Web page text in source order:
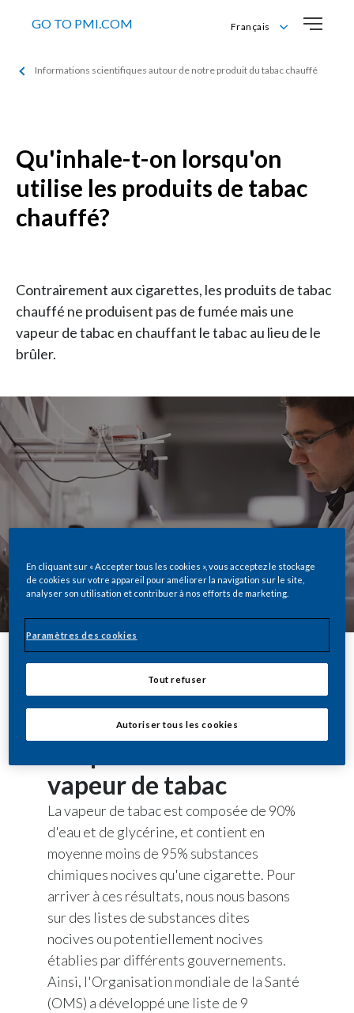
GO TO PMI.COM
Français
English
Informations scientifiques autour de notre produit du tabac chauffé
Qu'inhale-t-on lorsqu'on
utilise les produits de tabac
chauffé?
Contrairement aux cigarettes, les produits de tabac
chauffé ne produisent pas de fumée mais une
vapeur de tabac en chauffant le tabac au lieu de le
brûler.
vapeur de tabac
La vapeur de tabac est composée de 90%
d'eau et de glycérine, et contient en
moyenne moins de 95% substances
chimiques nocives qu'une cigarette. Pour
arriver à ces résultats, nous nous basons
sur des listes de substances dites
nocives ou potentiellement nocives
établies par différents gouvernements.
Ainsi, l'Organisation mondiale de la Santé
(OMS) a développé une liste de 9
En cliquant sur « Accepter tous les cookies », vous acceptez le stockage
de cookies sur votre appareil pour améliorer la navigation sur le site,
analyser son utilisation et contribuer à nos efforts de marketing.
Paramètres des cookies
Tout refuser
Autoriser tous les cookies